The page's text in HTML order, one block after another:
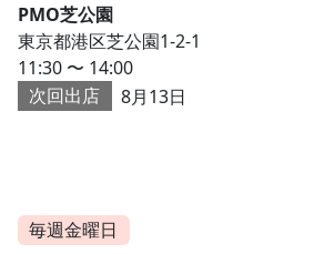
PMO芝公園
東京都港区芝公園1-2-1
11:30 〜 14:00
次回出店
8月13日
毎週金曜日